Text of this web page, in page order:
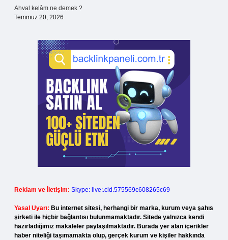
Ahval kelâm ne demek ?
Temmuz 20, 2026
Reklam ve İletişim: Skype: live:.cid.575569c608265c69
Yasal Uyarı: Bu internet sitesi, herhangi bir marka, kurum veya şahıs
şirketi ile hiçbir bağlantısı bulunmamaktadır. Sitede yalnızca kendi
hazırladığımız makaleler paylaşılmaktadır. Burada yer alan içerikler
haber niteliği taşımamakta olup, gerçek kurum ve kişiler hakkında